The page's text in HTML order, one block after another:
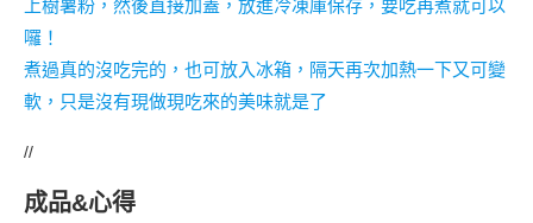
上樹薯粉，然後直接加蓋，放進冷凍庫保存，要吃再煮就可以
囉！
煮過真的沒吃完的，也可放入冰箱，隔天再次加熱一下又可變
軟，只是沒有現做現吃來的美味就是了
//
成品&心得